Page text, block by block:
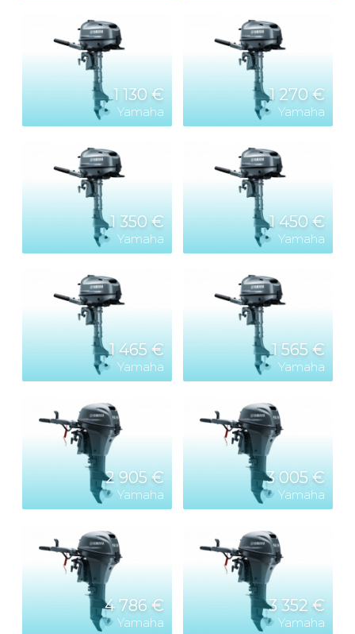
1 130 €
Yamaha
1 270 €
Yamaha
1 350 €
Yamaha
1 450 €
Yamaha
1 465 €
Yamaha
1 565 €
Yamaha
2 905 €
Yamaha
3 005 €
Yamaha
4 786 €
Yamaha
3 352 €
Yamaha